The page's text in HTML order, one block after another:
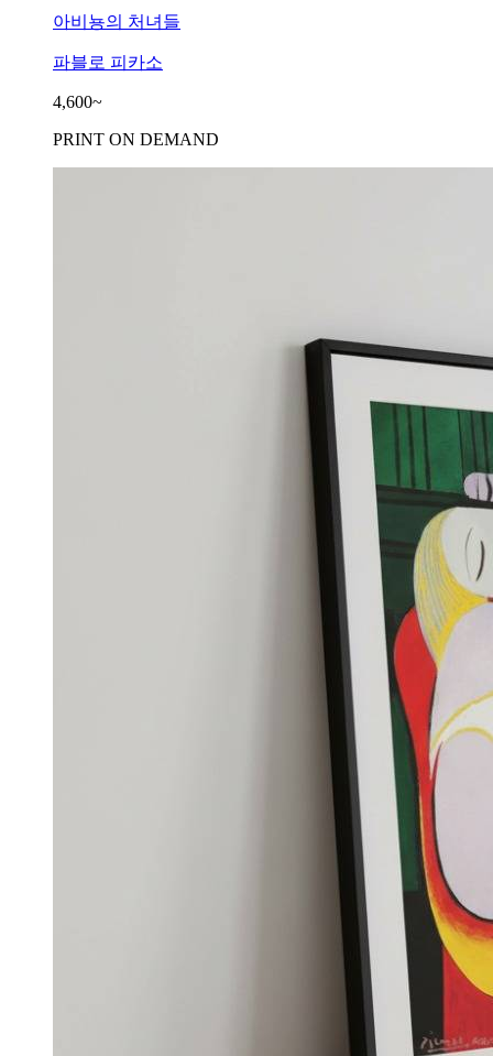
아비뇽의 처녀들
파블로 피카소
4,600~
PRINT ON DEMAND